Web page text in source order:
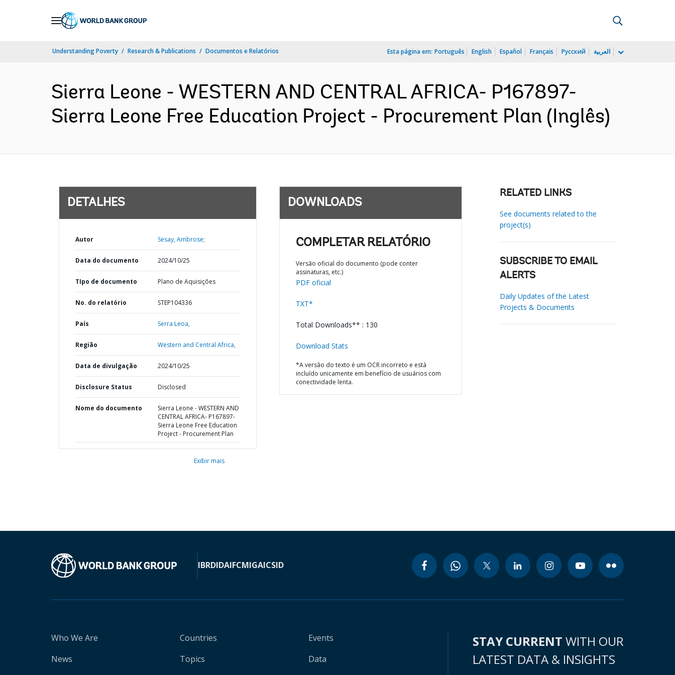
Understanding Poverty Research & Publications Documentos e Relatórios Esta página em: Português English Español Français Русский العربية
Sierra Leone - WESTERN AND CENTRAL AFRICA- P167897-
Sierra Leone Free Education Project - Procurement Plan (Inglês)
DETALHES
Autor Sesay, Ambrose;
Data do documento 2024/10/25
TIpo de documento Plano de Aquisições
No. do relatório STEP104336
País Serra Leoa,
Região Western and Central Africa,
Data de divulgação 2024/10/25
Disclosure Status Disclosed
Nome do documento
Sierra Leone - WESTERN AND
CENTRAL AFRICA- P167897-
Sierra Leone Free Education
Project - Procurement Plan
Exibir mais
DOWNLOADS
COMPLETAR RELATÓRIO
Versão oficial do documento (pode conter
assinaturas, etc.)
PDF oficial
TXT*
Total Downloads** : 130
Download Stats
*A versão do texto é um OCR incorreto e está
incluído unicamente em benefício de usuários com
conectividade lenta.
RELATED LINKS
See documents related to the
project(s)
SUBSCRIBE TO EMAIL
ALERTS
Daily Updates of the Latest
Projects & Documents
IBRDIDAIFCMIGAICSID
Who We Are
News
Countries
Topics
Events
Data
STAY CURRENT WITH OUR
LATEST DATA & INSIGHTS